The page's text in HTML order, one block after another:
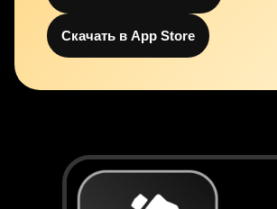
Скачать в App Store